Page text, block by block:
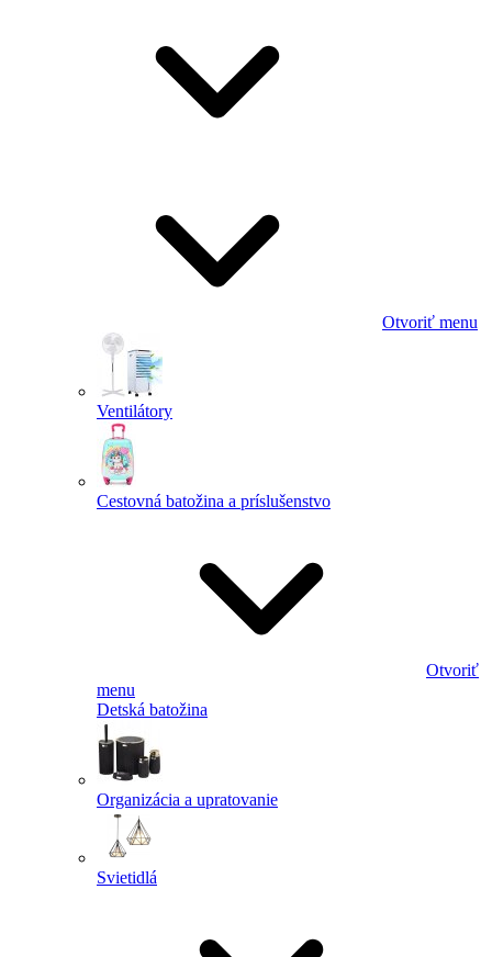
Otvoriť menu
Ventilátory
Cestovná batožina a príslušenstvo
Otvoriť
menu
Detská batožina
Organizácia a upratovanie
Svietidlá